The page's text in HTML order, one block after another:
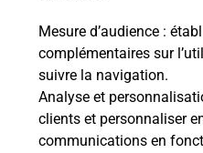
Mesure d’audience :
complémentaires sur
suivre la navigation.
Analyse et
clients et personnaliser
communications en
Questions
Quel réseau utilise